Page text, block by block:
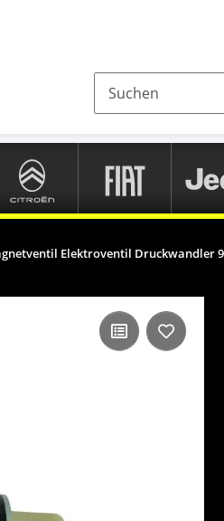
Elektroventil Druckwandler